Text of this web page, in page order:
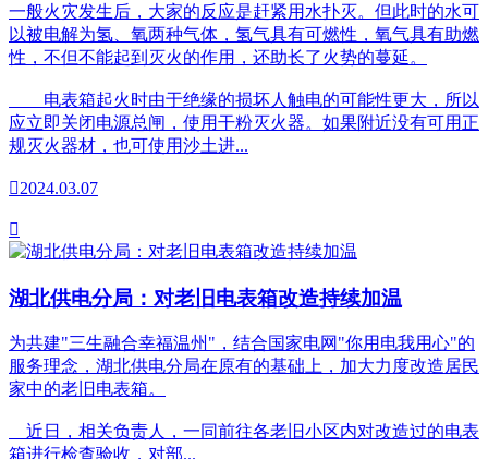
一般火灾发生后，大家的反应是赶紧用水扑灭。但此时的水可
以被电解为氢、氧两种气体，氢气具有可燃性，氧气具有助燃
性，不但不能起到灭火的作用，还助长了火势的蔓延。
电表箱起火时由于绝缘的损坏人触电的可能性更大，所以
应立即关闭电源总闸，使用干粉灭火器。如果附近没有可用正
规灭火器材，也可使用沙土进...
2024.03.07

湖北供电分局：对老旧电表箱改造持续加温
为共建"三生融合幸福温州"，结合国家电网"你用电我用心"的
服务理念，湖北供电分局在原有的基础上，加大力度改造居民
家中的老旧电表箱。
近日，相关负责人，一同前往各老旧小区内对改造过的电表
箱进行检查验收，对部...